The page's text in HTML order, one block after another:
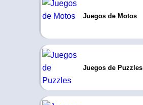
Juegos de Motos
Juegos de Puzzles